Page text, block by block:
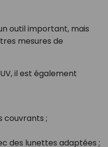
outil important, mais
mesures de
il est également
couvrants ;
des lunettes adaptées ;